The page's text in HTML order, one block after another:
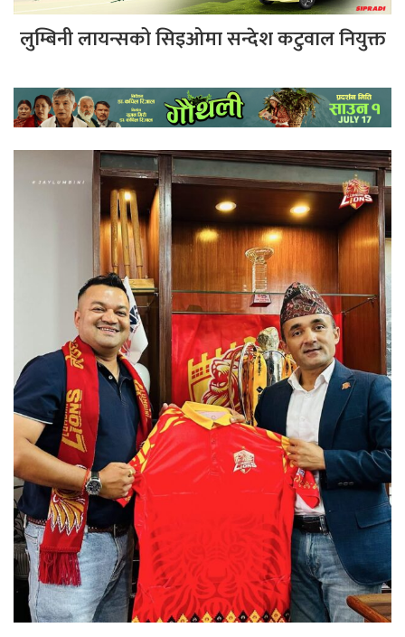
लुम्बिनी लायन्सको सिइओमा सन्देश कटुवाल नियुक्त